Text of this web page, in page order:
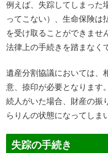
例えば、失踪してしまった
ってこない）、生命保険は
を受け取ることができませ
法律上の手続きを踏まなく
遺産分割協議においては、
意、捺印が必要となります
続人がいた場合、財産の振
らりんの状態になってしま
失踪の手続き